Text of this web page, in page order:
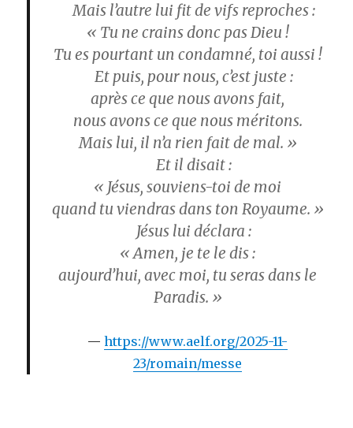
Mais l’autre lui fit de vifs reproches :
« Tu ne crains donc pas Dieu !
Tu es pourtant un condamné, toi aussi !
Et puis, pour nous, c’est juste :
après ce que nous avons fait,
nous avons ce que nous méritons.
Mais lui, il n’a rien fait de mal. »
Et il disait :
« Jésus, souviens-toi de moi
quand tu viendras dans ton Royaume. »
Jésus lui déclara :
« Amen, je te le dis :
aujourd’hui, avec moi, tu seras dans le
Paradis. »
https://www.aelf.org/2025-11-
23/romain/messe